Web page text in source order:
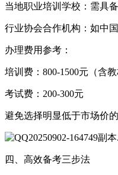
当地职业培训学校：需具
行业协会合作机构：如中
办理费用参考：
培训费：800-1500元（含教
考试费：200-300元
避免选择明显低于市场价
四、高效备考三步法